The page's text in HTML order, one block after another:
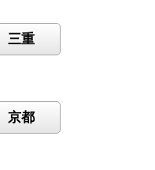
三重
京都